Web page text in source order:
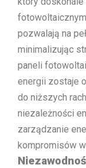
pozwalają na
minimalizując
paneli
energii zostaje
do niższych
niezależności
zarządzanie
kompromisów